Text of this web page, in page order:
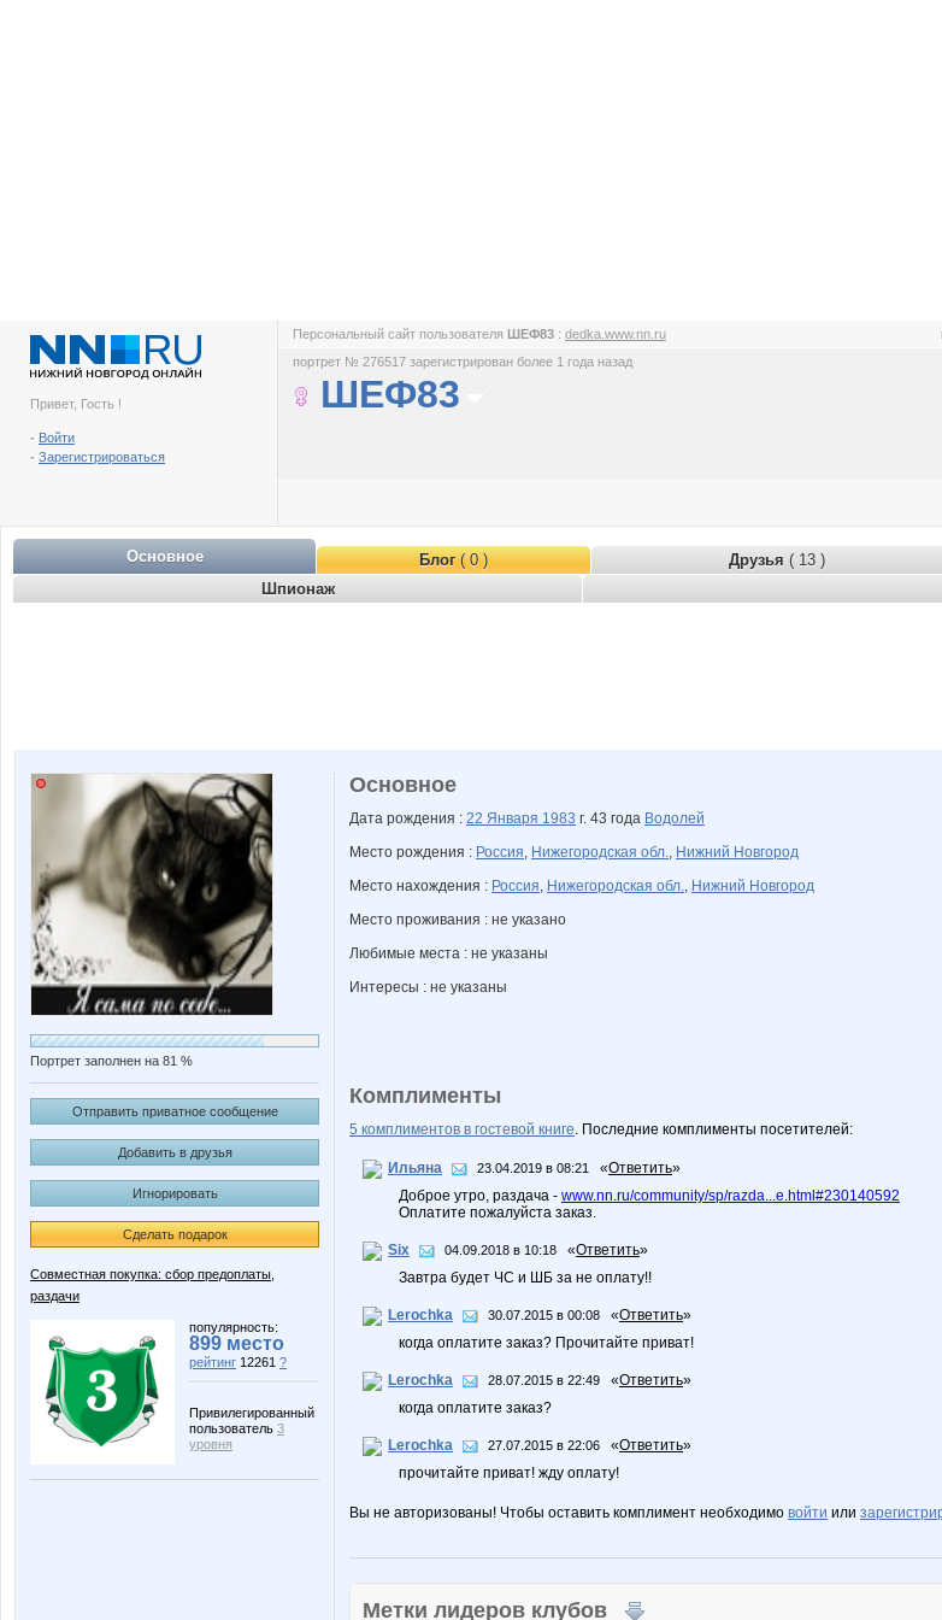
Привет, Гость !
- Войти
- Зарегистрироваться
Персональный сайт пользователя ШЕФ83 : dedka.www.nn.ru
портрет № 276517 зарегистрирован более 1 года назад
ШЕФ83
Основное Блог( 0 ) Друзья ( 13 )
Шпионаж
Портрет заполнен на 81 %
Отправить приватное сообщение
Добавить в друзья
Игнорировать
Сделать подарок
Совместная покупка: сбор предоплаты,
раздачи
популярность:
899 место
рейтинг 12261 ?
Привилегированный
пользователь 3
уровня
Основное
Дата рождения : 22 Января 1983 г. 43 года Водолей
Место рождения : Россия, Нижегородская обл., Нижний Новгород
Место нахождения : Россия, Нижегородская обл., Нижний Новгород
Место проживания : не указано
Любимые места : не указаны
Интересы : не указаны
Комплименты
5 комплиментов в гостевой книге. Последние комплименты посетителей:
Ильяна 23.04.2019 в 08:21 «Ответить»
Доброе утро, раздача - www.nn.ru/community/sp/razda...e.html#230140592
Оплатите пожалуйста заказ.
Six 04.09.2018 в 10:18 «Ответить»
Завтра будет ЧС и ШБ за не оплату!!
Lerochka 30.07.2015 в 00:08 «Ответить»
когда оплатите заказ? Прочитайте приват!
Lerochka 28.07.2015 в 22:49 «Ответить»
когда оплатите заказ?
Lerochka 27.07.2015 в 22:06 «Ответить»
прочитайте приват! жду оплату!
Вы не авторизованы! Чтобы оставить комплимент необходимо войти или
Метки лидеров клубов